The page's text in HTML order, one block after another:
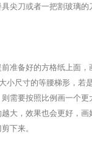
尖刀或者一把割玻璃的
备好的方格纸上面，
小尺寸的等腰梯形，若
需要按照比例画一个更
大，效果也会更好，画
下来。